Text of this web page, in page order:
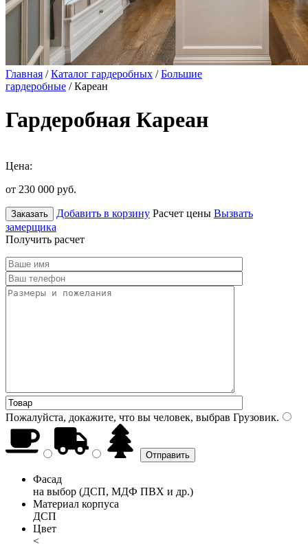
Главная /Каталог гардеробных /Большие
гардеробные / Кареан
Гардеробная Кареан
Цена:
от 230 000 руб.
Заказать Добавить в корзину Расчет цены Вызвать
замерщика
Получить расчет
Пожалуйста, докажите, что вы человек, выбрав Грузовик.
Фасад
на выбор (ДСП, МДФ ПВХ и др.)
Материал корпуса
ДСП
Цвет
<